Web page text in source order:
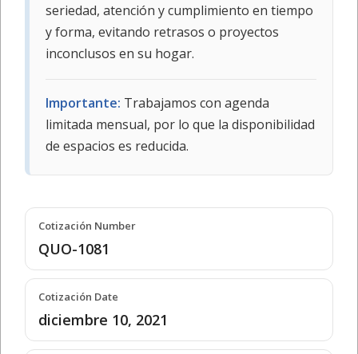
seriedad, atención y cumplimiento en tiempo
y forma, evitando retrasos o proyectos
inconclusos en su hogar.
Importante: Trabajamos con agenda
limitada mensual, por lo que la disponibilidad
de espacios es reducida.
Cotización Number
QUO-1081
Cotización Date
diciembre 10, 2021